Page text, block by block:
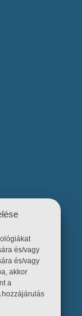
és/vagy
és/vagy
akkor
a
hozzájárulás